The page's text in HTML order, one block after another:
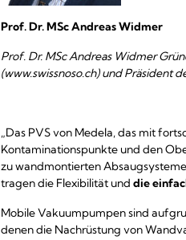
Prof. Dr. MSc Andreas Widmer
Prof. Dr. MSc Andreas Widmer
(www.swissnoso.ch) und Präsident
„Das PVS von Medela, das mit
Kontaminationspunkte und den
zu wandmontierten
tragen die Flexibilität und die
Mobile Vakuumpumpen sind
denen die Nachrüstung von